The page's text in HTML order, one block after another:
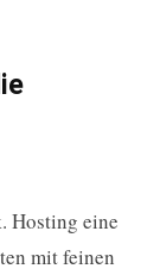
Hosting eine
mit feinen